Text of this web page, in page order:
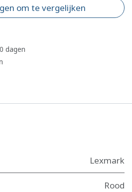
om te vergelijken
dagen
Lexmark
Rood